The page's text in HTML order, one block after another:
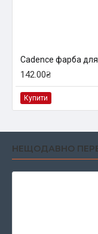
142.00₴
Купити
НЕЩОДАВНО